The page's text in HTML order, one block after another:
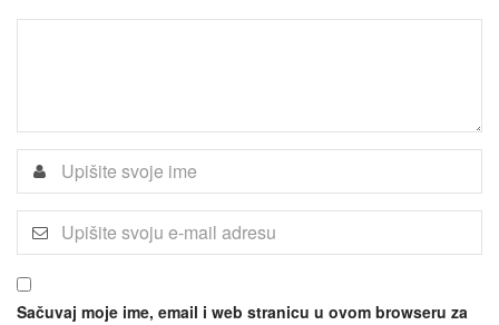
Sačuvaj moje ime, email i web stranicu u ovom browseru za